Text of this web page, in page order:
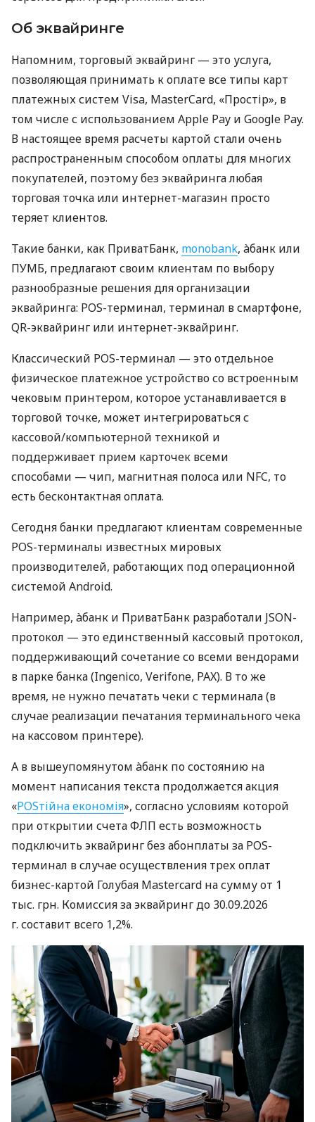
Об эквайринге
Напомним, торговый эквайринг — это услуга,
позволяющая принимать к оплате все типы карт
платежных систем Visa, MasterCard, «Простір», в
том числе с использованием Apple Pay и Google Pay.
В настоящее время расчеты картой стали очень
распространенным способом оплаты для многих
покупателей, поэтому без эквайринга любая
торговая точка или интернет-магазин просто
теряет клиентов.
Такие банки, как ПриватБанк, monobank, àбанк или
ПУМБ, предлагают своим клиентам по выбору
разнообразные решения для организации
эквайринга: POS-терминал, терминал в смартфоне,
QR-эквайринг или интернет-эквайринг.
Классический POS-терминал — это отдельное
физическое платежное устройство со встроенным
чековым принтером, которое устанавливается в
торговой точке, может интегрироваться с
кассовой/компьютерной техникой и
поддерживает прием карточек всеми
способами — чип, магнитная полоса или NFC, то
есть бесконтактная оплата.
Сегодня банки предлагают клиентам современные
POS-терминалы известных мировых
производителей, работающих под операционной
системой Android.
Например, àбанк и ПриватБанк разработали JSON-
протокол — это единственный кассовый протокол,
поддерживающий сочетание со всеми вендорами
в парке банка (Ingenico, Verifone, PAX). В то же
время, не нужно печатать чеки с терминала (в
случае реализации печатания терминального чека
на кассовом принтере).
А в вышеупомянутом àбанк по состоянию на
момент написания текста продолжается акция
«POSтійна економія», согласно условиям которой
при открытии счета ФЛП есть возможность
подключить эквайринг без абонплаты за POS-
терминал в случае осуществления трех оплат
бизнес-картой Голубая Mastercard на сумму от 1
тыс. грн. Комиссия за эквайринг до 30.09.2026
г. составит всего 1,2%.